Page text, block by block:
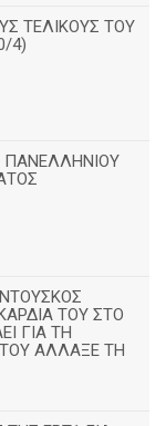
ΤΕΛΙΚΟΥΣ ΤΟΥ
4)
ΠΑΝΕΛΛΗΝΙΟΥ
ΤΟΥ ΣΤΟ
ΓΙΑ ΤΗ
ΑΛΛΑΞΕ ΤΗ